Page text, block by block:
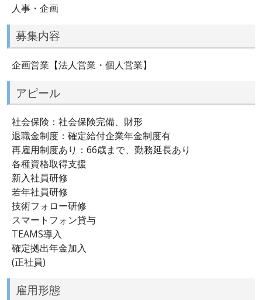
人事・企画
募集内容
企画営業【法人営業・個人営業】
アピール
社会保険：社会保険完備、財形
退職金制度：確定給付企業年金制度有
再雇用制度あり：66歳まで、勤務延長あり
各種資格取得支援
新入社員研修
若年社員研修
技術フォロー研修
スマートフォン貸与
TEAMS導入
確定拠出年金加入
(正社員)
雇用形態